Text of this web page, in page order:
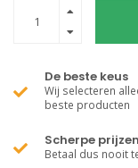
De beste keus
Wij selecteren
beste producten
Scherpe prijzen
Betaal dus nooit